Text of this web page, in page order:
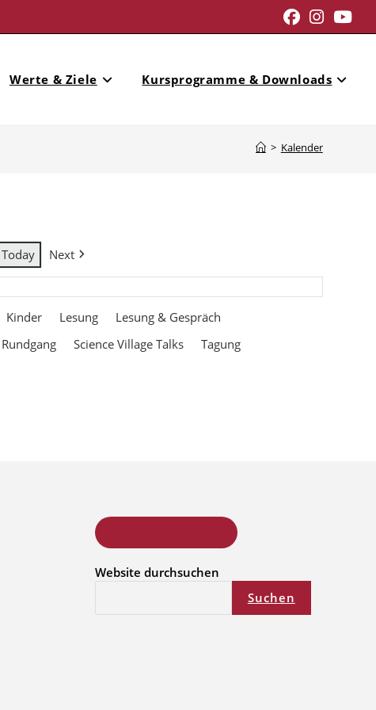
Werte & Ziele Kursprogramme & Downloads
> Kalender
Today Next
Kinder Lesung
Lesung & Gespräch
Rundgang Science Village Talks
Tagung
Website durchsuchen
Suchen